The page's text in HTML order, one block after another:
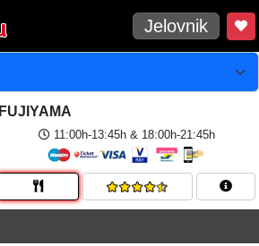
Jelovnik
FUJIYAMA
11:00h-13:45h & 18:00h-21:45h